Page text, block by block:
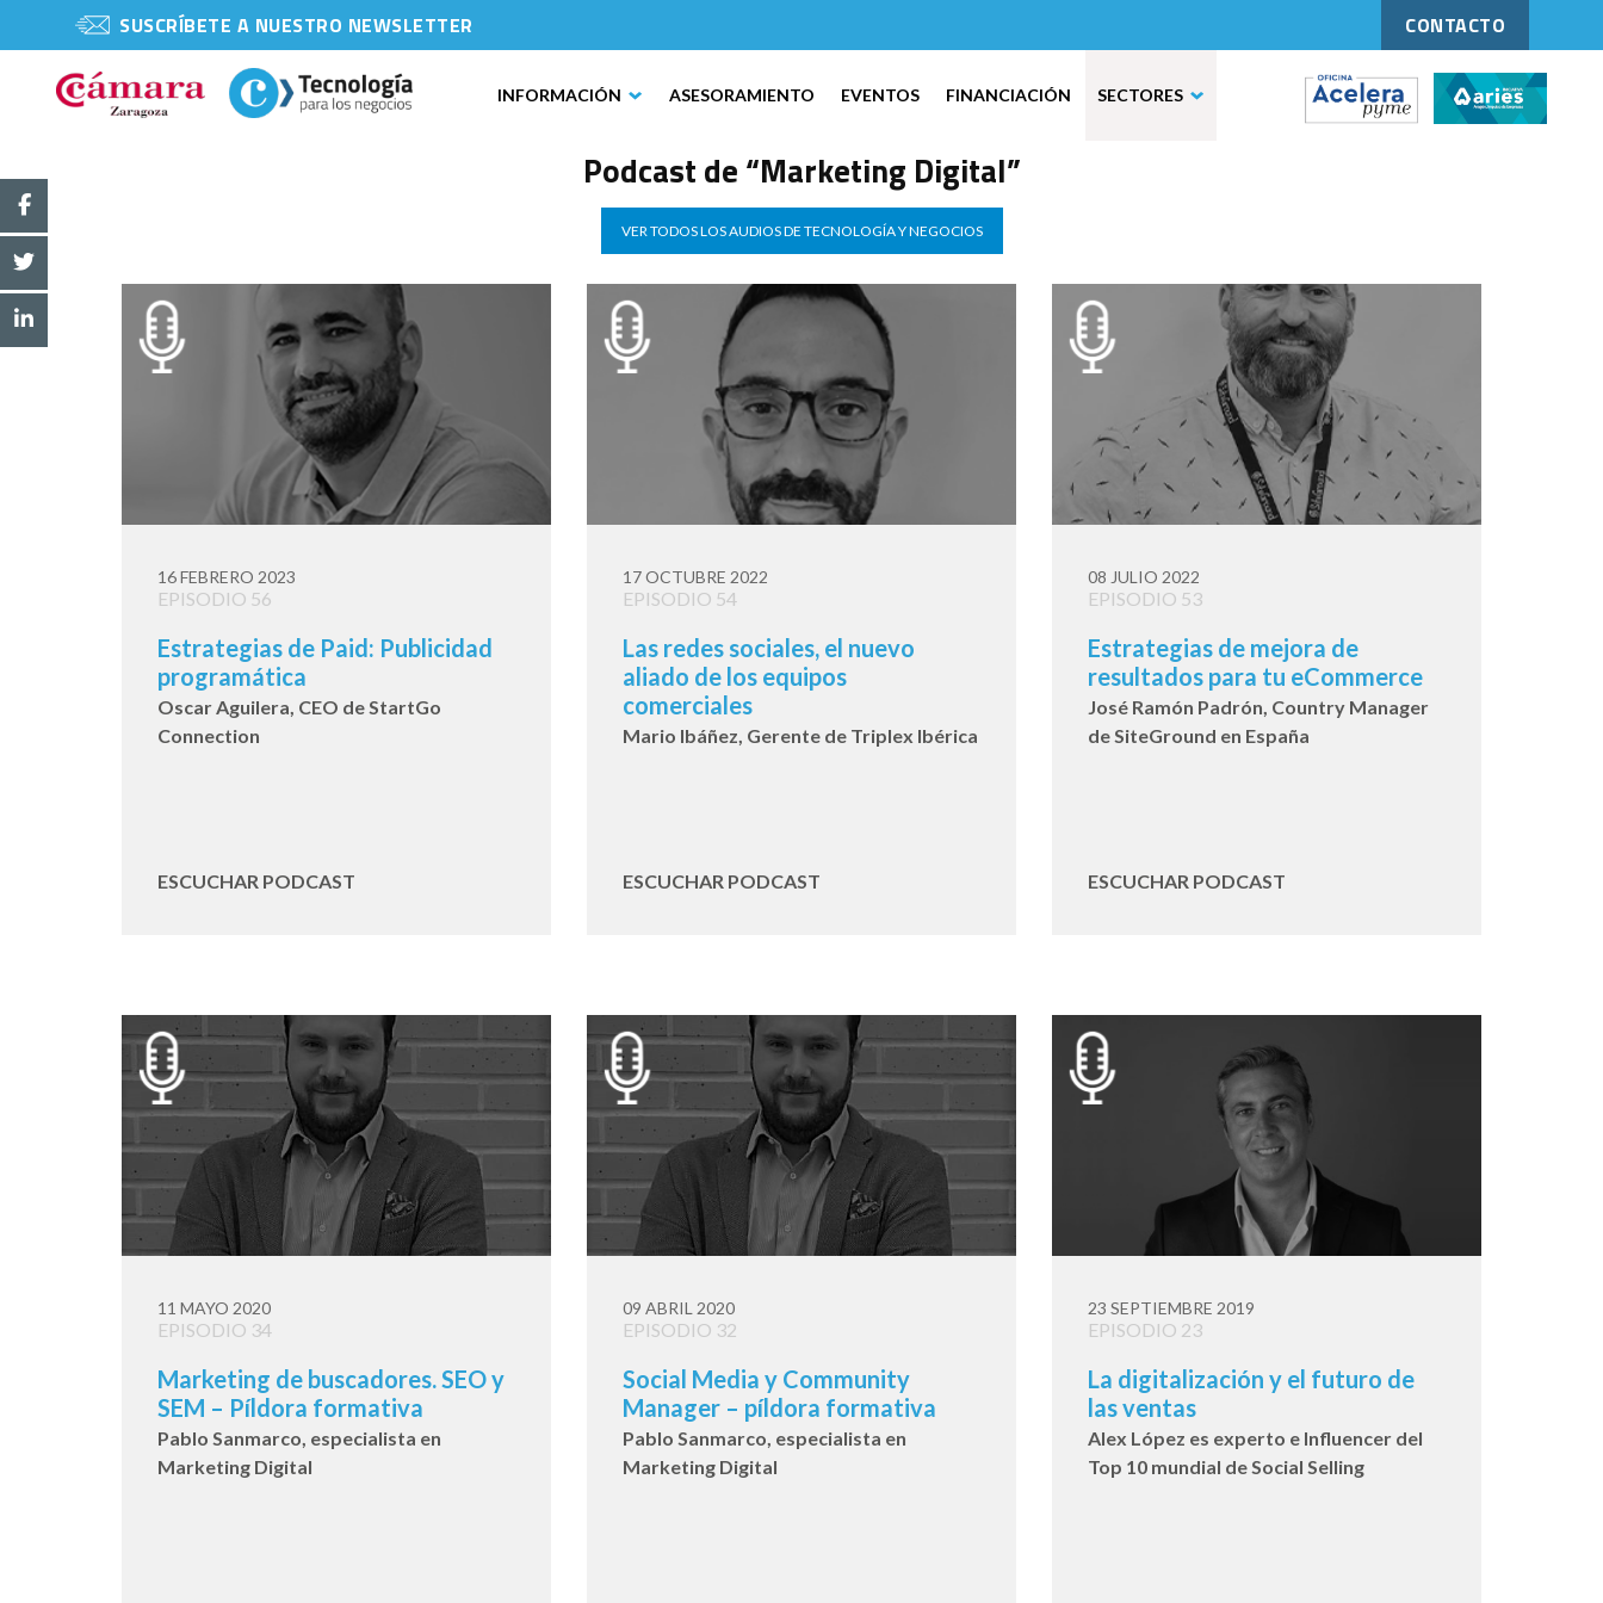
SUSCRÍBETE A NUESTRO NEWSLETTER CONTACTO
INFORMACIÓN ASESORAMIENTO EVENTOS FINANCIACIÓN SECTORES
Podcast de “Marketing Digital”
VER TODOS LOS AUDIOS DE TECNOLOGÍA Y NEGOCIOS
16 FEBRERO 2023
EPISODIO 56
Estrategias de Paid: Publicidad
programática
Oscar Aguilera, CEO de StartGo
Connection
ESCUCHAR PODCAST
17 OCTUBRE 2022
EPISODIO 54
Las redes sociales, el nuevo
aliado de los equipos
comerciales
Mario Ibáñez, Gerente de Triplex Ibérica
ESCUCHAR PODCAST
08 JULIO 2022
EPISODIO 53
Estrategias de mejora de
resultados para tu eCommerce
José Ramón Padrón, Country Manager
de SiteGround en España
ESCUCHAR PODCAST
11 MAYO 2020
EPISODIO 34
Marketing de buscadores. SEO y
SEM – Píldora formativa
Pablo Sanmarco, especialista en
Marketing Digital
09 ABRIL 2020
EPISODIO 32
Social Media y Community
Manager – píldora formativa
Pablo Sanmarco, especialista en
Marketing Digital
23 SEPTIEMBRE 2019
EPISODIO 23
La digitalización y el futuro de
las ventas
Alex López es experto e Influencer del
Top 10 mundial de Social Selling